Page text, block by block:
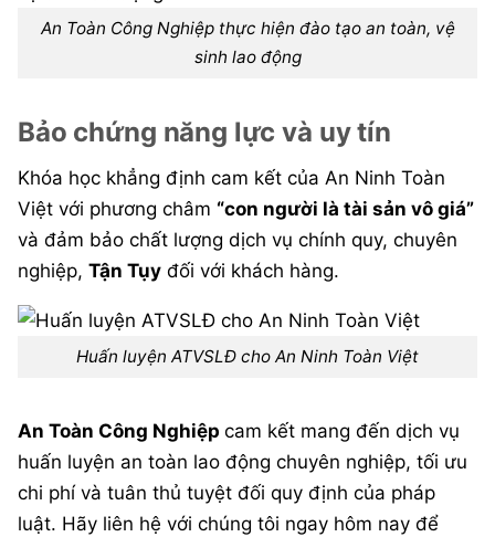
An Toàn Công Nghiệp thực hiện đào tạo an toàn, vệ
sinh lao động
Bảo chứng năng lực và uy tín
Khóa học khẳng định cam kết của An Ninh Toàn
Việt với phương châm “con người là tài sản vô giá”
và đảm bảo chất lượng dịch vụ chính quy, chuyên
nghiệp, Tận Tụy đối với khách hàng.
Huấn luyện ATVSLĐ cho An Ninh Toàn Việt
An Toàn Công Nghiệp cam kết mang đến dịch vụ
huấn luyện an toàn lao động chuyên nghiệp, tối ưu
chi phí và tuân thủ tuyệt đối quy định của pháp
luật. Hãy liên hệ với chúng tôi ngay hôm nay để